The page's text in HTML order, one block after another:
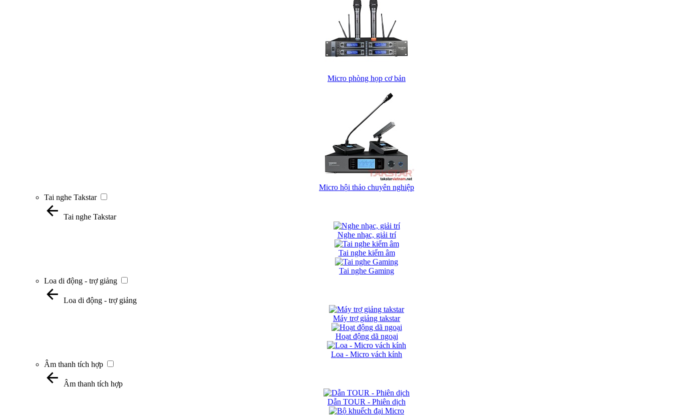
Micro phòng họp cơ bản
Micro hội thảo chuyên nghiệp
Tai nghe Takstar
Tai nghe Takstar
Nghe nhạc, giải trí
Tai nghe kiểm âm
Tai nghe Gaming
Loa di động - trợ giảng
Loa di động - trợ giảng
Máy trợ giảng takstar
Hoạt động dã ngoại
Loa - Micro vách kính
Âm thanh tích hợp
Âm thanh tích hợp
Dẫn TOUR - Phiên dịch